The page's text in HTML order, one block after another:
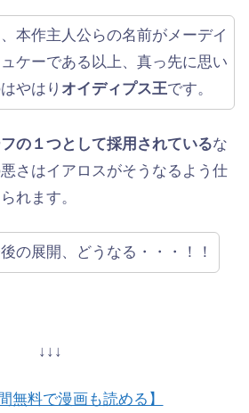
本作主人公らの名前がメーデイ
ケーである以上、真っ先に思い
やはり オイディプス王です。
の１つとして採用されているな
さはイアロスがそうなるよう仕
れます。
の展開、どうなる・・・！！
↓↓↓
無料で漫画も読める】